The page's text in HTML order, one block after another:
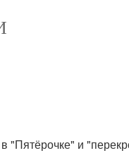
"Пятёрочке" и